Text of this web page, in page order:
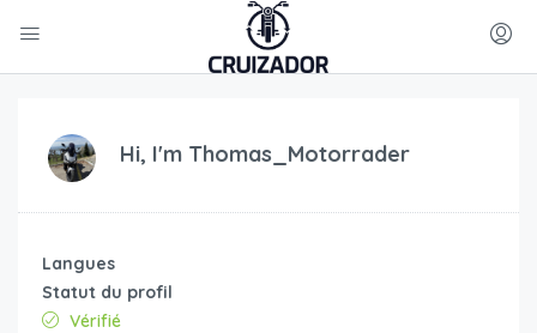
Hi, I'm Thomas_Motorrader
Langues
Statut du profil
Vérifié